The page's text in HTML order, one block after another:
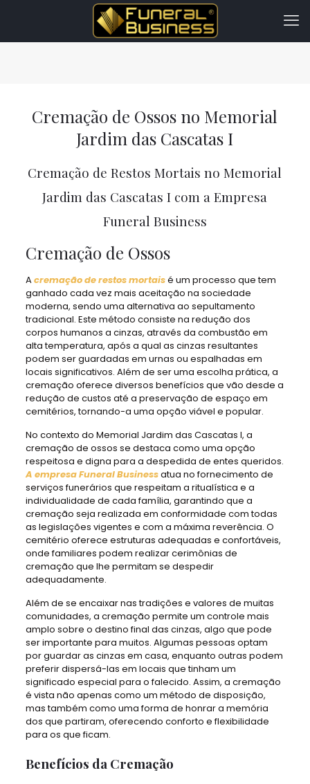
Cremação de Ossos no Memorial
Jardim das Cascatas I
Cremação de Restos Mortais no Memorial
Jardim das Cascatas I com a Empresa
Funeral Business
Cremação de Ossos
Acremação de restos mortaisé um processo que tem
ganhado cada vez mais aceitação na sociedade
moderna, sendo uma alternativa ao sepultamento
tradicional. Este método consiste na redução dos
corpos humanos a cinzas, através da combustão em
alta temperatura, após a qual as cinzas resultantes
podem ser guardadas em urnas ou espalhadas em
locais significativos. Além de ser uma escolha prática, a
cremação oferece diversos benefícios que vão desde a
redução de custos até a preservação de espaço em
cemitérios, tornando-a uma opção viável e popular.
No contexto do Memorial Jardim das Cascatas I, a
cremação de ossos se destaca como uma opção
respeitosa e digna para a despedida de entes queridos.
A empresa Funeral Businessatua no fornecimento de
serviços funerários que respeitam a ritualística e a
individualidade de cada família, garantindo que a
cremação seja realizada em conformidade com todas
as legislações vigentes e com a máxima reverência. O
cemitério oferece estruturas adequadas e confortáveis,
onde familiares podem realizar cerimônias de
cremação que lhe permitam se despedir
adequadamente.
Além de se encaixar nas tradições e valores de muitas
comunidades, a cremação permite um controle mais
amplo sobre o destino final das cinzas, algo que pode
ser importante para muitos. Algumas pessoas optam
por guardar as cinzas em casa, enquanto outras podem
preferir dispersá-las em locais que tinham um
significado especial para o falecido. Assim, a cremação
é vista não apenas como um método de disposição,
mas também como uma forma de honrar a memória
dos que partiram, oferecendo conforto e flexibilidade
para os que ficam.
Benefícios da Cremação